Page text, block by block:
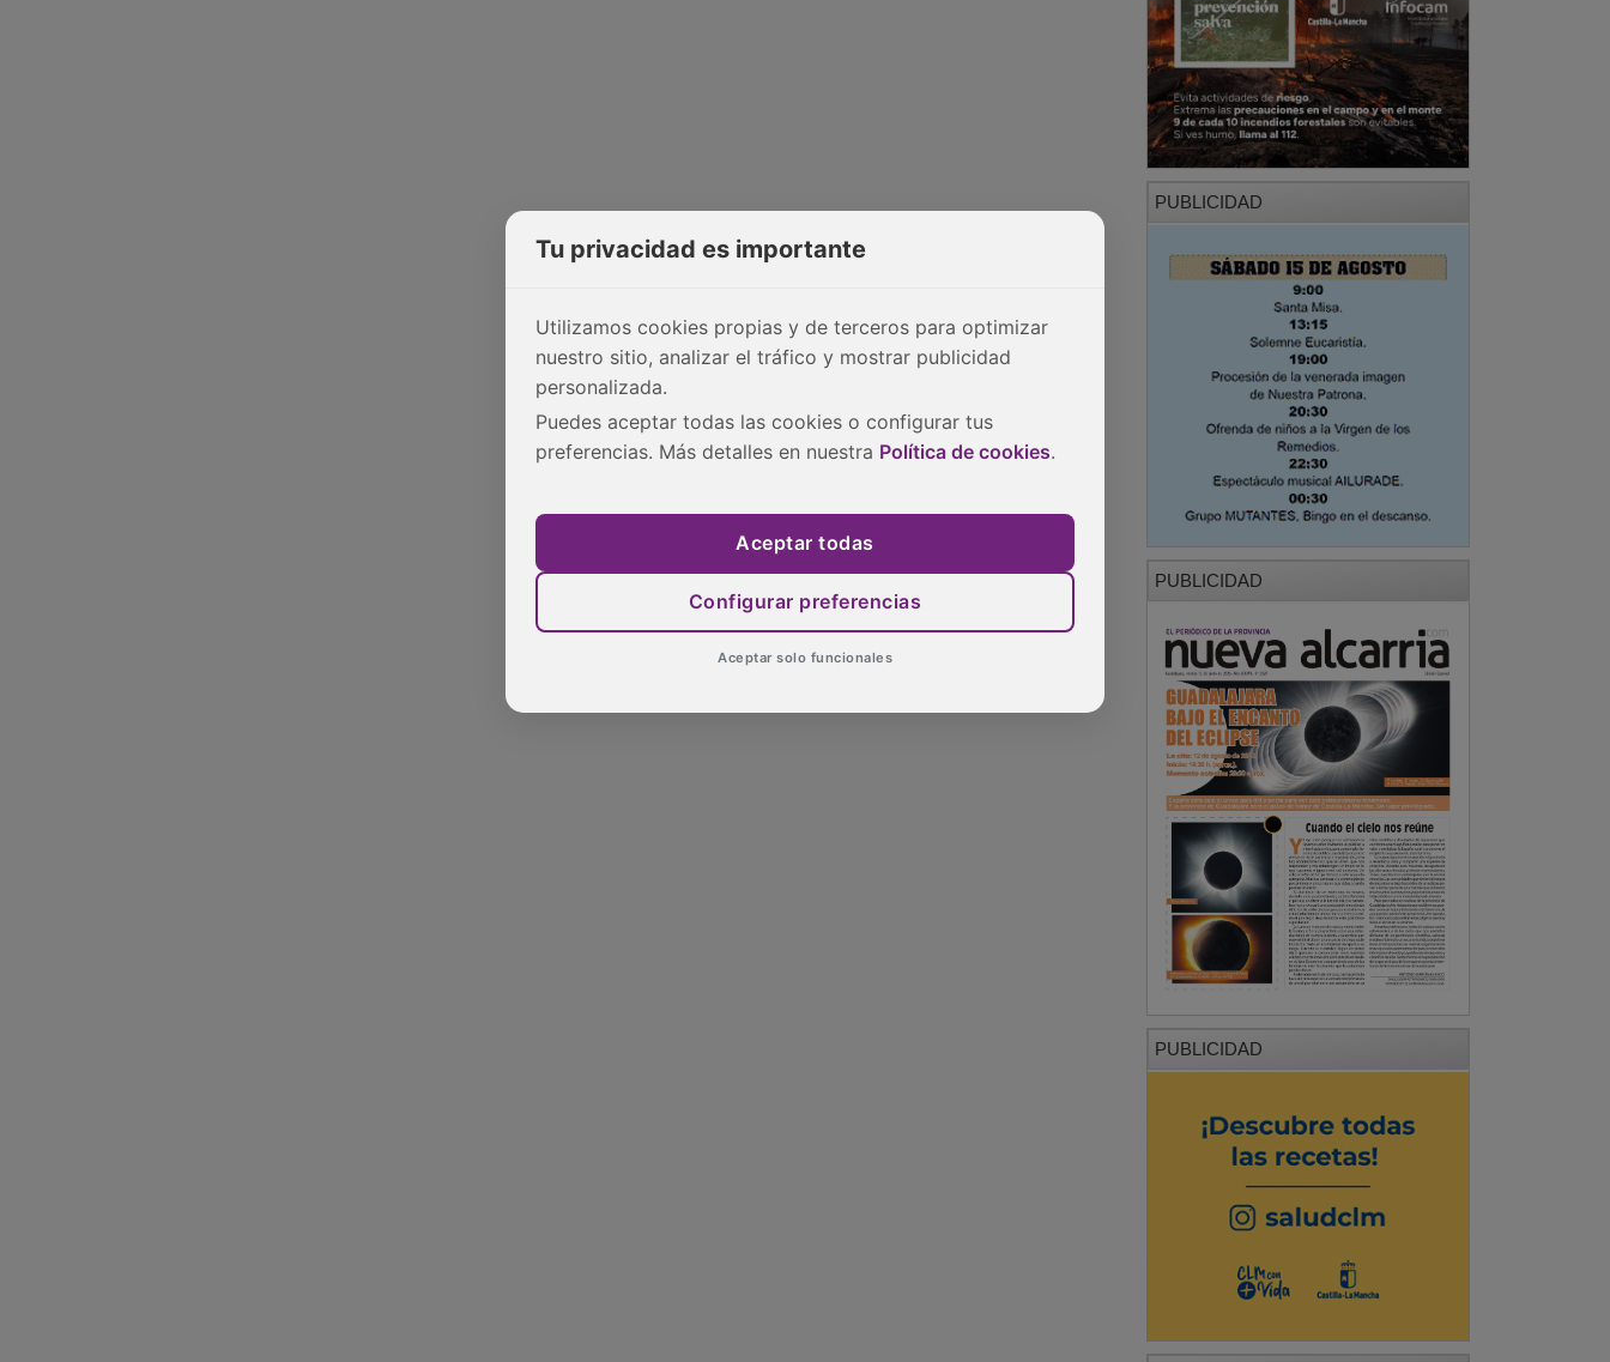
PUBLICIDAD
PUBLICIDAD
PUBLICIDAD
Tu privacidad es importante
Utilizamos cookies propias y de terceros para optimizar
nuestro sitio, analizar el tráfico y mostrar publicidad
personalizada.
Puedes aceptar todas las cookies o configurar tus
preferencias. Más detalles en nuestra Política de cookies.
Aceptar todas
Configurar preferencias
Aceptar solo funcionales